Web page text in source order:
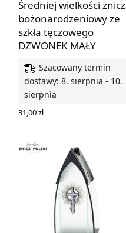
Średniej wielkości znicz
bożonarodzeniowy ze
szkła tęczowego
DZWONEK MAŁY
Szacowany termin
dostawy: 8. sierpnia - 10.
sierpnia
31,00zł